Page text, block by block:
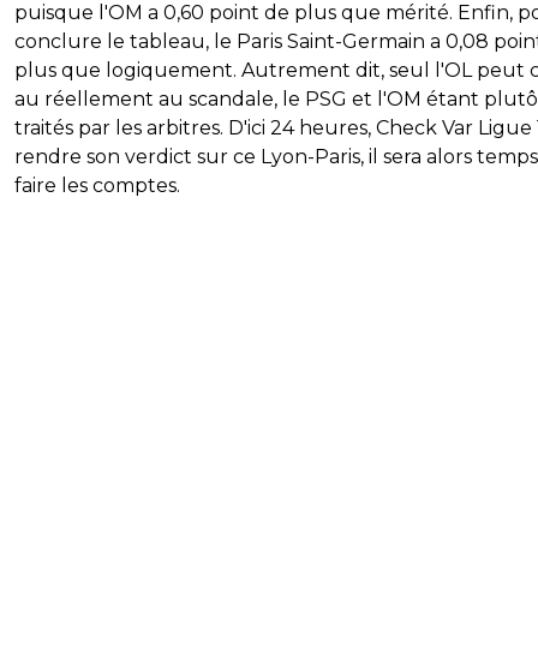
puisque l'OM a 0,60 point de plus que mérité. Enfin,
conclure le tableau, le Paris Saint-Germain a 0,08
plus que logiquement. Autrement dit, seul l'OL peut
au réellement au scandale, le PSG et l'OM étant
traités par les arbitres. D'ici 24 heures, Check Var Ligue
rendre son verdict sur ce Lyon-Paris, il sera alors
faire les comptes.